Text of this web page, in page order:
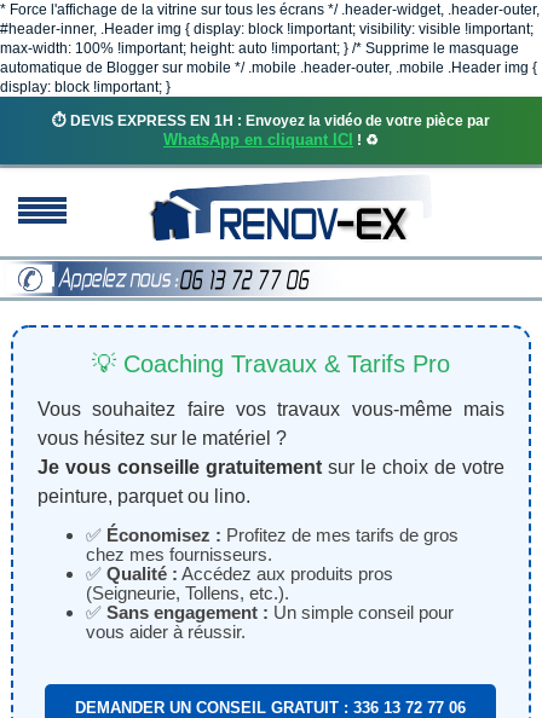
* Force l'affichage de la vitrine sur tous les écrans */ .header-widget, .header-outer,
#header-inner, .Header img { display: block !important; visibility: visible !important;
max-width: 100% !important; height: auto !important; } /* Supprime le masquage
automatique de Blogger sur mobile */ .mobile .header-outer, .mobile .Header img {
display: block !important; }
⏱️ DEVIS EXPRESS EN 1H : Envoyez la vidéo de votre pièce par
WhatsApp en cliquant ICI ! ♻️
💡 Coaching Travaux & Tarifs Pro
Vous souhaitez faire vos travaux vous-même mais
vous hésitez sur le matériel ?
Je vous conseille gratuitementsur le choix de votre
peinture, parquet ou lino.
✅ Économisez : Profitez de mes tarifs de gros
chez mes fournisseurs.
✅ Qualité : Accédez aux produits pros
(Seigneurie, Tollens, etc.).
✅ Sans engagement : Un simple conseil pour
vous aider à réussir.
DEMANDER UN CONSEIL GRATUIT : 336 13 72 77 06